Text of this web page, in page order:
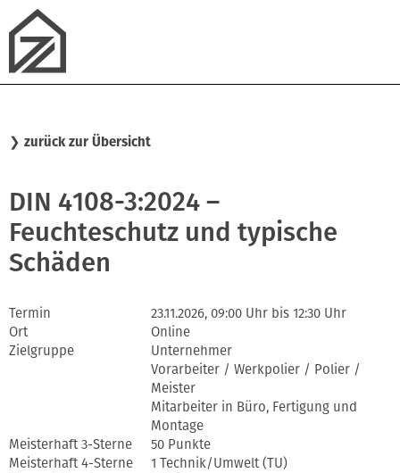
❯ zurück zur Übersicht
DIN 4108-3:2024 –
Feuchteschutz und typische
Schäden
Termin
23.11.2026, 09:00 Uhr bis 12:30 Uhr
Ort
Online
Zielgruppe
Unternehmer
Vorarbeiter / Werkpolier / Polier /
Meister
Mitarbeiter in Büro, Fertigung und
Montage
Meisterhaft 3-Sterne
50 Punkte
Meisterhaft 4-Sterne
1 Technik/Umwelt (TU)